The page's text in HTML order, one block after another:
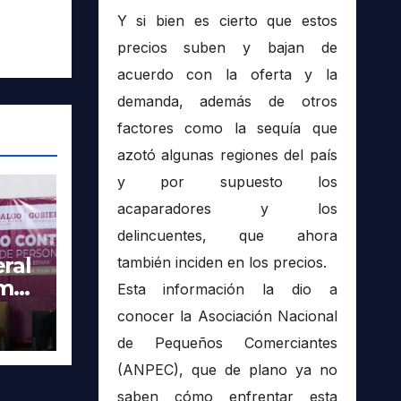
Y si bien es cierto que estos
precios suben y bajan de
acuerdo con la oferta y la
demanda, además de otros
factores como la sequía que
azotó algunas regiones del país
y por supuesto los
acaparadores y los
delincuentes, que ahora
también inciden en los precios.
Esta información la dio a
conocer la Asociación Nacional
de Pequeños Comerciantes
(ANPEC), que de plano ya no
saben cómo enfrentar esta